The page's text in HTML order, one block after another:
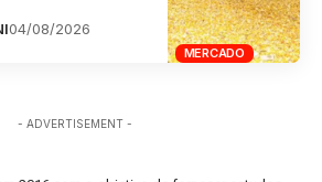
MERCADO
04/08/2026
- ADVERTISEMENT -